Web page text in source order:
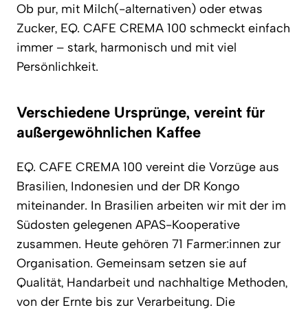
Ob pur, mit Milch(-alternativen) oder etwas
Zucker, EQ. CAFE CREMA 100 schmeckt einfach
immer – stark, harmonisch und mit viel
Persönlichkeit.
Verschiedene Ursprünge, vereint für
außergewöhnlichen Kaffee
EQ. CAFE CREMA 100 vereint die Vorzüge aus
Brasilien, Indonesien und der DR Kongo
miteinander. In Brasilien arbeiten wir mit der im
Südosten gelegenen APAS-Kooperative
zusammen. Heute gehören 71 Farmer:innen zur
Organisation. Gemeinsam setzen sie auf
Qualität, Handarbeit und nachhaltige Methoden,
von der Ernte bis zur Verarbeitung. Die